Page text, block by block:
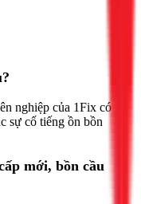
nghiệp của 1Fix có
sự cố tiếng ồn bồn
mới, bồn cầu